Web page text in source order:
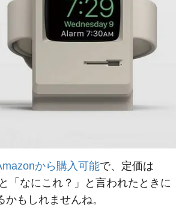
から購入可能で、定価は
「なにこれ？」と言われたときに
もしれませんね。